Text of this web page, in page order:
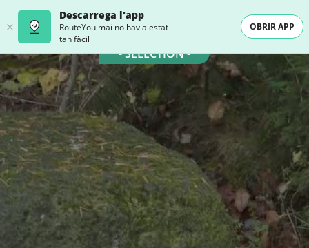
Descarrega l'app
RouteYou mai no havia estat
tan fàcil
OBRIR APP
- SELECTION -